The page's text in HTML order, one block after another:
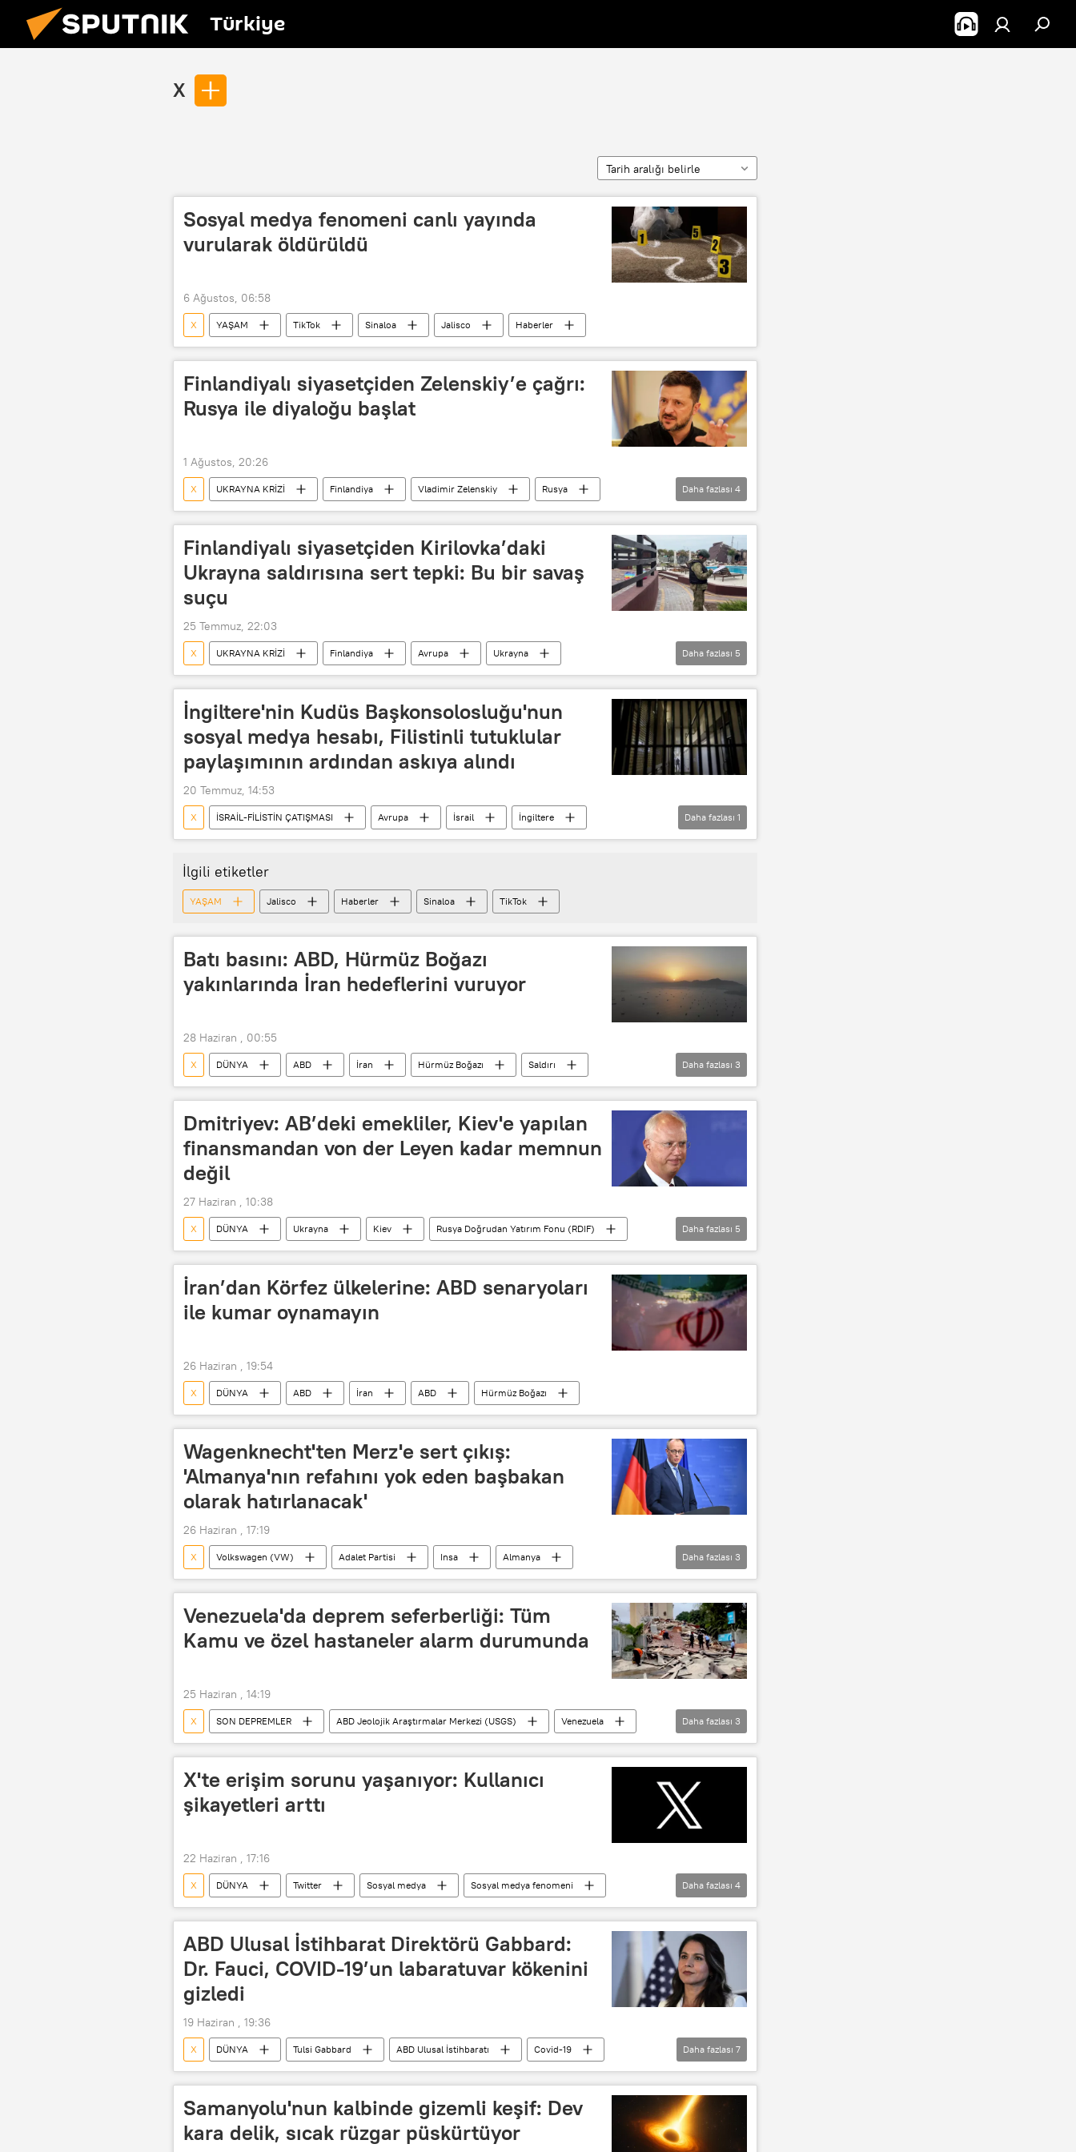
Türkiye
X
Tarih aralığı belirle
Sosyal medya fenomeni canlı yayında
vurularak öldürüldü
6 Ağustos, 06:58
X YAŞAM TikTok Sinaloa Jalisco Haberler
Finlandiyalı siyasetçiden Zelenskiy’e çağrı:
Rusya ile diyaloğu başlat
1 Ağustos, 20:26
X UKRAYNA KRİZİ Finlandiya Vladimir Zelenskiy
Rusya
Ukrayna
Kiev NATO Patriot
Daha fazlası 4
Finlandiyalı siyasetçiden Kirilovka’daki
Ukrayna saldırısına sert tepki: Bu bir savaş
suçu
25 Temmuz, 22:03
X UKRAYNA KRİZİ Finlandiya Avrupa
Ukrayna
Zaporojye Bölgesi
Kiev Ukrayna Silahlı Kuvvetleri
AB
Daha fazlası 5
İngiltere'nin Kudüs Başkonsolosluğu'nun
sosyal medya hesabı, Filistinli tutuklular
paylaşımının ardından askıya alındı
20 Temmuz, 14:53
X İSRAİL-FİLİSTİN ÇATIŞMASI Avrupa İsrail
İngiltere
Avrupa Birliği
Daha fazlası 1
İlgili etiketler
YAŞAM Jalisco Haberler Sinaloa TikTok
Batı basını: ABD, Hürmüz Boğazı
yakınlarında İran hedeflerini vuruyor
28 Haziran , 00:55
X DÜNYA ABD İran Hürmüz Boğazı
Saldırı
Barak Ravid
Axios ABD ordusu
Daha fazlası 3
Dmitriyev: AB’deki emekliler, Kiev'e yapılan
finansmandan von der Leyen kadar memnun
değil
27 Haziran , 10:38
X DÜNYA Ukrayna Kiev
Rusya Doğrudan Yatırım Fonu (RDIF)
Rusya
Kirill Dmitriyev AB
Avrupa Komisyonu
Daha fazlası 5
İran’dan Körfez ülkelerine: ABD senaryoları
ile kumar oynamayın
26 Haziran , 19:54
X DÜNYA ABD İran ABD Hürmüz Boğazı
Wagenknecht'ten Merz'e sert çıkış:
'Almanya'nın refahını yok eden başbakan
olarak hatırlanacak'
26 Haziran , 17:19
X Volkswagen (VW) Adalet Partisi Insa
Almanya
Friedrich Merz
Sahra Wagenknecht DÜNYA
Daha fazlası 3
Venezuela'da deprem seferberliği: Tüm
Kamu ve özel hastaneler alarm durumunda
25 Haziran , 14:19
X SON DEPREMLER ABD Jeolojik Araştırmalar Merkezi (USGS)
Venezuela
Caracas
Carlos Alvarado Deprem
Daha fazlası 3
X'te erişim sorunu yaşanıyor: Kullanıcı
şikayetleri arttı
22 Haziran , 17:16
X DÜNYA Twitter Sosyal medya
Sosyal medya fenomeni
sosyal medya yasası
sosyal medya düzenlemesi
yerli ve milli sosyal medya
Daha fazlası 4
ABD Ulusal İstihbarat Direktörü Gabbard:
Dr. Fauci, COVID-19’un labaratuvar kökenini
gizledi
19 Haziran , 19:36
X DÜNYA Tulsi Gabbard ABD Ulusal İstihbaratı
Covid-19
Anthony Fauci
ABD Çin Vuhan Viroloji Enstitüsü
SARS-Cov-2
Daha fazlası 7
Samanyolu'nun kalbinde gizemli keşif: Dev
kara delik, sıcak rüzgar püskürtüyor